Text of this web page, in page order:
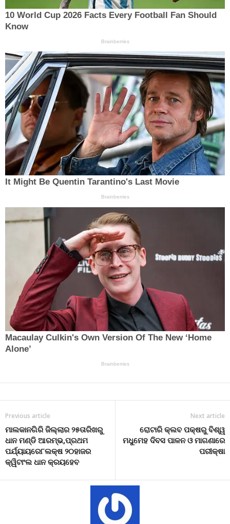
Previous article
ମାଲକାନଗିରି ଜିଲ୍ଲାର ୨୫ତାରିଖରୁ
ଧାନ ମଣ୍ଡି ଆରମ୍ଭ,ପ୍ରଥମ
ପର୍ଯ୍ୟାୟରେ୮ଲକ୍ଷ ୨୦ହାଜର
କ୍ୱିଟାଂଲ ଧାନ କ୍ରୟହେବ
Next article
ରୋଟାରି କ୍ଲବ ପକ୍ଷରୁ ବିଶ୍ୱ
ମଧୁମେହ ଦିବସ ପାଳନ ଓ ମାଗଣାରେ
ପରୀକ୍ଷା